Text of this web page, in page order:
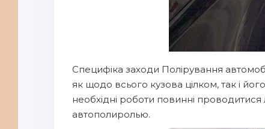
Специфіка заходи Полірування
як щодо всього кузова цілком, так і
необхідні роботи повинні
автополиролью.